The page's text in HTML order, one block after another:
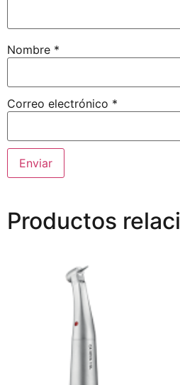
Nombre *
Correo electrónico *
Productos